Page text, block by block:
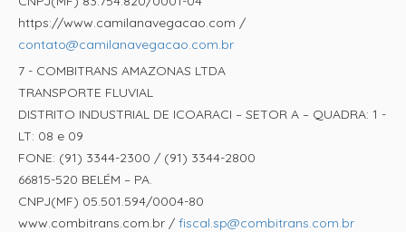
https://www.camilanavegacao.com /
contato@camilanavegacao.com.br
7 - COMBITRANS AMAZONAS LTDA
TRANSPORTE FLUVIAL
DISTRITO INDUSTRIAL DE ICOARACI – SETOR A – QUADRA: 1 -
LT: 08 e 09
FONE: (91) 3344-2300 / (91) 3344-2800
66815-520 BELÉM – PA.
CNPJ(MF) 05.501.594/0004-80
www.combitrans.com.br / fiscal.sp@combitrans.com.br